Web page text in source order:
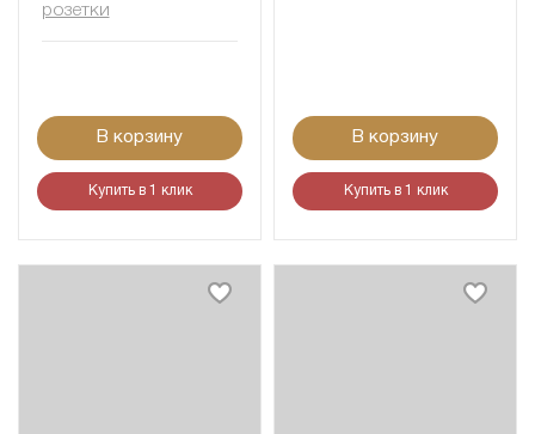
розетки
В корзину
Купить в 1 клик
В корзину
Купить в 1 клик